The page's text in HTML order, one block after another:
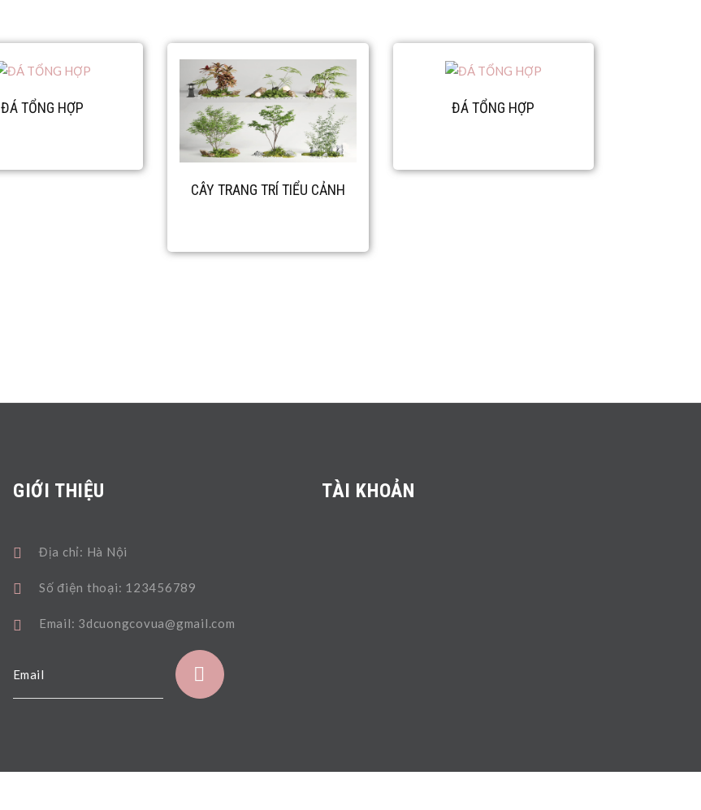
ĐÁ TỔNG HỢP
CÂY TRANG TRÍ TIỂU CẢNH
ĐÁ TỔNG HỢP
GIỚI THIỆU
Địa chỉ: Hà Nội
Số điện thoại: 123456789
Email: 3dcuongcovua@gmail.com
Email
TÀI KHOẢN